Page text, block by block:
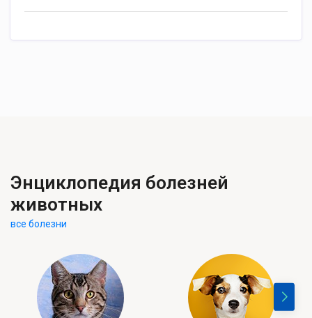
Энциклопедия болезней
животных
все болезни